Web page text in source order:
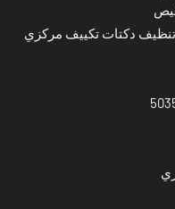
دكتات تكييف مركزي